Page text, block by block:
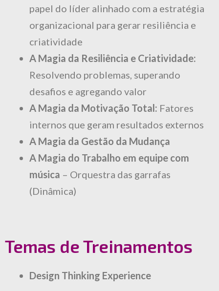
papel do líder alinhado com a estratégia
organizacional para gerar resiliência e
criatividade
A Magia da Resiliência e Criatividade:
Resolvendo problemas, superando
desafios e agregando valor
A Magia da Motivação Total: Fatores
internos que geram resultados externos
A Magia da Gestão da Mudança
A Magia do Trabalho em equipe com
música – Orquestra das garrafas
(Dinâmica)
Temas de Treinamentos
Design Thinking Experience